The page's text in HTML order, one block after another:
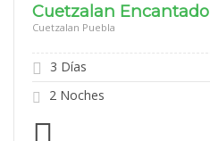
Cuetzalan Encantado
Cuetzalan Puebla
3 Días
2 Noches